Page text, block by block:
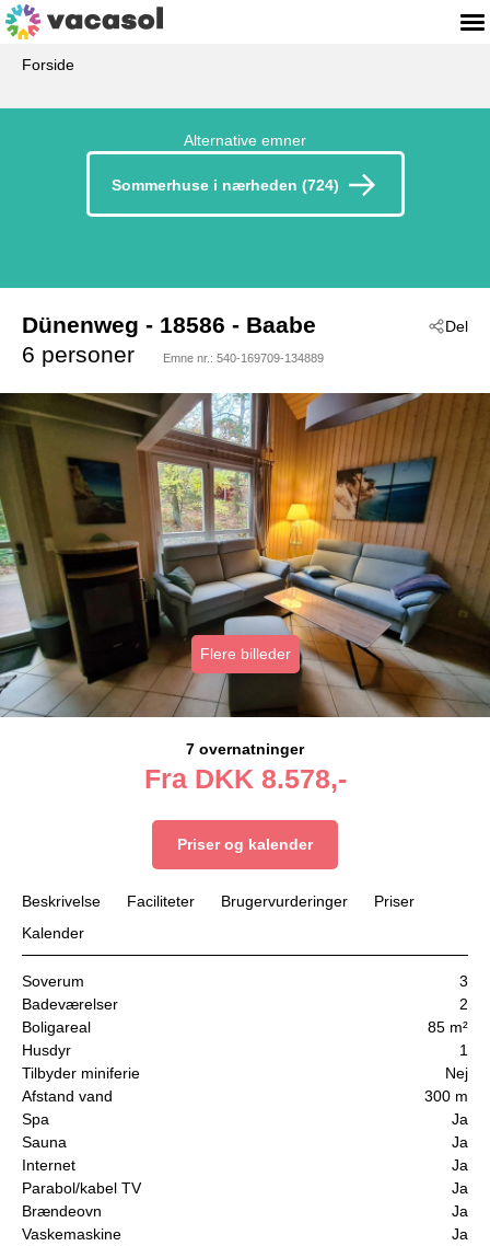
Forside
Alternative emner
Sommerhuse i nærheden (724)
Del
Dünenweg - 18586 - Baabe
6 personer
Emne nr.: 540-169709-134889
Flere billeder
7 overnatninger
Fra DKK 8.578,-
Priser og kalender
Beskrivelse Faciliteter Brugervurderinger
Priser
Kalender
Soverum
3
Badeværelser
2
Boligareal
85 m²
Husdyr
1
Tilbyder miniferie
Nej
Afstand vand
300 m
Spa
Ja
Sauna
Ja
Internet
Ja
Parabol/kabel TV
Ja
Brændeovn
Ja
Vaskemaskine
Ja